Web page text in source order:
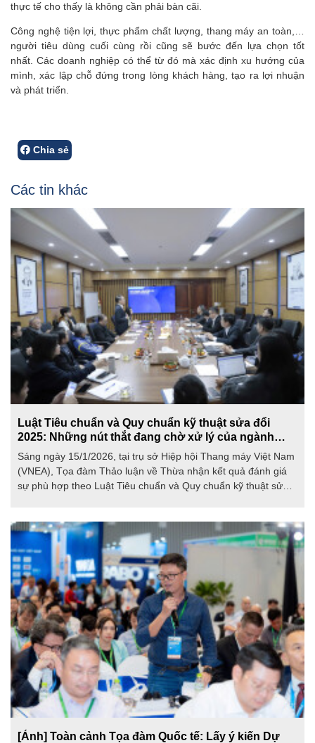
thực tế cho thấy là không cần phải bàn cãi.
Công nghệ tiện lợi, thực phẩm chất lượng, thang máy an toàn,…
người tiêu dùng cuối cùng rồi cũng sẽ bước đến lựa chọn tốt
nhất. Các doanh nghiệp có thể từ đó mà xác định xu hướng của
mình, xác lập chỗ đứng trong lòng khách hàng, tạo ra lợi nhuận
và phát triển.
Chia sẻ
Các tin khác
Luật Tiêu chuẩn và Quy chuẩn kỹ thuật sửa đổi
2025: Những nút thắt đang chờ xử lý của ngành
thang máy
Sáng ngày 15/1/2026, tại trụ sở Hiệp hội Thang máy Việt Nam
(VNEA), Tọa đàm Thảo luận về Thừa nhận kết quả đánh giá
sự phù hợp theo Luật Tiêu chuẩn và Quy chuẩn kỹ thuật sửa
kiểm định và cộng đồng doanh nghiệp thang máy.
[Ảnh] Toàn cảnh Tọa đàm Quốc tế: Lấy ý kiến Dự